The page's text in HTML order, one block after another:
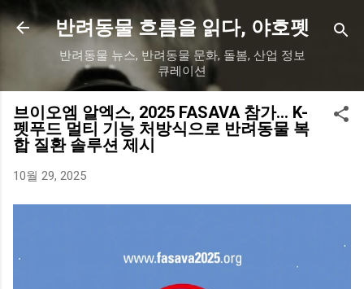
기본 콘텐츠로 건너뛰기
반려동물 흐름을 읽다, 야호펫
반려동물 뉴스, 반려동물 문화, 돌봄, 산업 정보
큐레이션
브이오엠 알엑스, 2025 FASAVA 참가… K-
펫푸드 멀티 기능 처방식으로 반려동물 복
합 질환 솔루션 제시
10월 29, 2025